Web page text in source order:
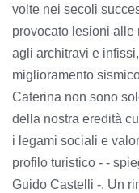
volte nei secoli
provocato lesioni alle
agli architravi e
miglioramento
Caterina non sono
della nostra eredità
i legami sociali e
profilo turistico - -
Guido Castelli -. Un